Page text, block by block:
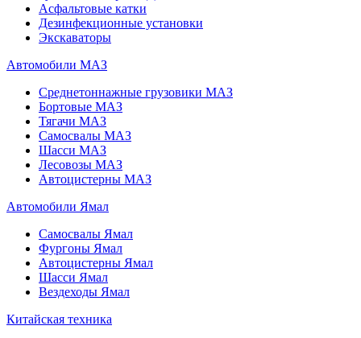
Асфальтовые катки
Дезинфекционные установки
Экскаваторы
Автомобили МАЗ
Среднетоннажные грузовики МАЗ
Бортовые МАЗ
Тягачи МАЗ
Самосвалы МАЗ
Шасси МАЗ
Лесовозы МАЗ
Автоцистерны МАЗ
Автомобили Ямал
Самосвалы Ямал
Фургоны Ямал
Автоцистерны Ямал
Шасси Ямал
Вездеходы Ямал
Китайская техника